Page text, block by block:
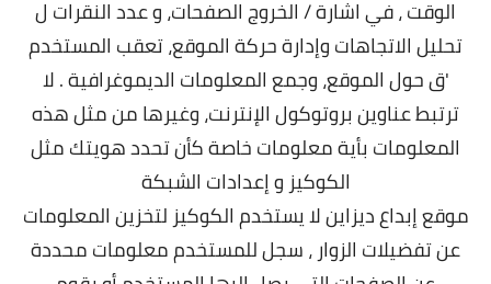
الوقت ، في اشارة / الخروج الصفحات، و عدد النقرات ل
تحليل الاتجاهات وإدارة حركة الموقع، تعقب المستخدم
'ق حول الموقع، وجمع المعلومات الديموغرافية . لا
ترتبط عناوين بروتوكول الإنترنت، وغيرها من مثل هذه
المعلومات بأية معلومات خاصة كأن تحدد هويتك مثل
الكوكيز و إعدادات الشبكة
موقع إبداع ديزاينلا يستخدم الكوكيز لتخزين المعلومات
عن تفضيلات الزوار ، سجل للمستخدم معلومات محددة